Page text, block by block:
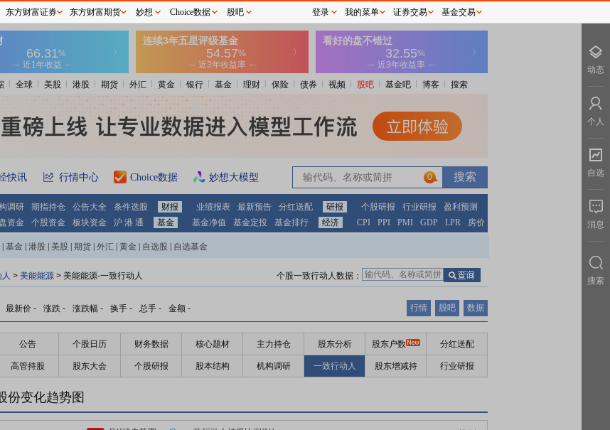
全球 美股 港股 期货 外汇 黄金 银行 基金 理财 保险 债券 视频 股吧 基金吧 博客 搜索
快讯 行情中心 Choice数据 妙想大模型 0
调研 期指持仓 公告大全 条件选股 财报 业绩报表 最新预告 分红送配 研报 个股研报 行业研报
盈利预测
资金 个股资金 板块资金 沪 港 通 基金 基金净值 基金定投 基金排行 经济 CPI PPI PMI GDP LPR 房价
基金 港股 美股 期货 外汇 黄金 自选股 自选基金
> 美能能源 > 美能能源-一致行动人 个股一致行动人数据：
最新价 - 涨跌 - 涨跌幅 - 换手 - 总手 - 金额 - 行情 股吧 数据
公告 个股日历 财务数据 核心题材 主力持仓 股东分析 股东户数 分红送配
高管持股 股东大会 个股研报 股本结构 机构调研 一致行动人 股东增减持 行业研报
份变化趋势图
东方财富证券 东方财富期货 妙想 Choice数据 股吧 登录 我的菜单 证券交易 基金交易
动态
个人
自选
消息
搜索